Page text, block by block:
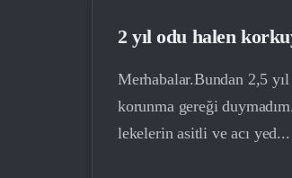
2 yıl odu halen
Merhabalar.Bundan 2,5
korunma gereği
lekelerin asitli ve acı yed...